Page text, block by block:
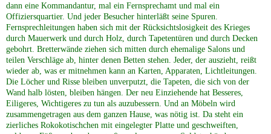
dann eine Kommandantur, mal ein Fernsprechamt und mal ein
Offiziersquartier. Und jeder Besucher hinterläßt seine Spuren.
Fernsprechleitungen haben sich mit der Rücksichtslosigkeit des Krieges
durch Mauerwerk und durch Holz, durch Tapetentüren und durch Decken
gebohrt. Bretterwände ziehen sich mitten durch ehemalige Salons und
teilen Verschläge ab, hinter denen Betten stehen. Jeder, der auszieht, reißt
wieder ab, was er mitnehmen kann an Karten, Apparaten, Lichtleitungen.
Die Löcher und Risse bleiben unverputzt, die Tapeten, die sich von der
Wand halb lösten, bleiben hängen. Der neu Einziehende hat Besseres,
Eiligeres, Wichtigeres zu tun als auzubessern. Und an Möbeln wird
zusammengetragen aus dem ganzen Hause, was nötig ist. Da steht ein
zierliches Rokokotischchen mit eingelegter Platte und geschweiften,